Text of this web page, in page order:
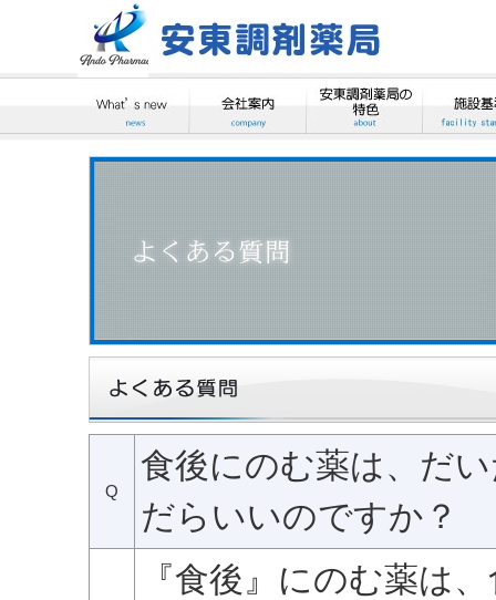
Q
食後にのむ薬は、だ
だらいいのですか？
『食後』にのむ薬は